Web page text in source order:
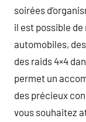
soirées
il est possible
automobiles,
des raids 4×4
permet un
des précieux
vous souhaitez